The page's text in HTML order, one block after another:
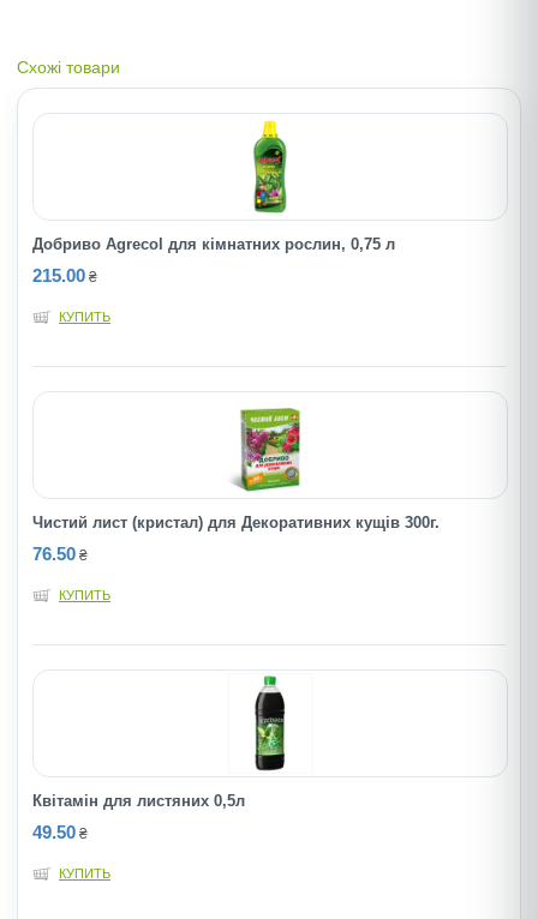
Схожі товари
Добриво Agrecol для кімнатних рослин, 0,75 л
215.00 ₴
КУПИТЬ
Чистий лист (кристал) для Декоративних кущів 300г.
76.50 ₴
КУПИТЬ
Квiтамiн для листяних 0,5л
49.50 ₴
КУПИТЬ